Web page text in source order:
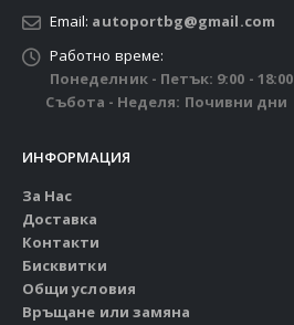
Email: autoportbg@gmail.com
Работно време:
Понеделник - Петък: 9:00 - 18:00
Събота - Неделя: Почивни дни
ИНФОРМАЦИЯ
За Нас
Доставка
Контакти
Бисквитки
Общи условия
Връщане или замяна